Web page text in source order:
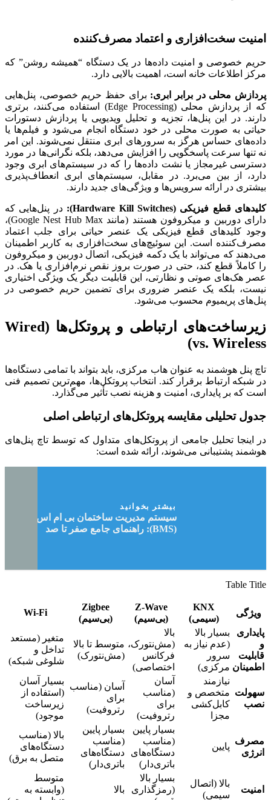
امنیت سخت‌افزاری و اعتماد مصرف‌کننده
حریم خصوصی و امنیت داده‌ها در یک دستگاه “همیشه روشن” که
مرکز اطلاعات خانه است، اهمیت بالایی دارد.
پردازش محلی در برابر ابری: برای حفظ حریم خصوصی، پنل‌هایی
که از پردازش محلی (Edge Processing) استفاده می‌کنند، برتری
دارند. در این پنل‌ها، تجزیه و تحلیل ویدیویی یا پردازش دستورات
حیاتی به صورت محلی در خود دستگاه انجام می‌شود و فیلم‌ها یا
داده‌های حساس هرگز به سرورهای ابری منتقل نمی‌شوند. این امر
نه تنها سرعت پاسخگویی را افزایش می‌دهد، بلکه نگرانی‌ها در مورد
دسترسی غیرمجاز یا نشت داده‌ها را که در سیستم‌های ابری وجود
دارد، از بین می‌برد. در مقابل، سیستم‌های ابری انعطاف‌پذیری
بیشتری در ارائه سرویس‌ها و ویژگی‌های جدید دارند.
کلیدهای قطع فیزیکی (Hardware Kill Switches):
در پنل‌هایی که
دارای دوربین و میکروفون هستند (مانند Google Nest Hub Max)،
وجود کلیدهای قطع فیزیکی یک عنصر حیاتی برای جلب اعتماد
مصرف‌کننده است. این سوئیچ‌های سخت‌افزاری به کاربر اطمینان
می‌دهند که می‌تواند با یک دکمه فیزیکی، اتصال دوربین و میکروفون
را کاملاً قطع کند، حتی در صورت بروز نقص نرم‌افزاری یا هک. در
عصر هک‌های صوتی و نظارتی، این قابلیت دیگر یک ویژگی اختیاری
نیست، بلکه یک عنصر ضروری برای تضمین حریم خصوصی در
پنل‌های پریمیوم محسوب می‌شود.
زیرساخت‌های ارتباطی و پروتکل‌ها (Wired
vs. Wireless)
تاچ پنل هوشمند به عنوان هاب مرکزی، باید بتواند با تمامی دستگاه‌ها
در شبکه ارتباط برقرار کند. انتخاب پروتکل‌ها، مهم‌ترین تصمیم فنی
است که بر پایداری، امنیت و هزینه نصب تأثیر می‌گذارد.
جدول تحلیلی مقایسه پروتکل‌های ارتباطی اصلی
در اینجا تحلیل جامعی از پروتکل‌های متداول که توسط تاچ پنل‌های
هوشمند پشتیبانی می‌شوند، ارائه شده است:
بیشتر بخوانید
سیستم مدیریت ساختمان بی ام اس
(BMS): راهنمای جامع صفر تا صد
Table Title
ویژگی
KNX
(سیمی)
Z-Wave
(بی‌سیم)
Zigbee
(بی‌سیم)
Wi-Fi
پایداری
و
قابلیت
اطمینان
بسیار بالا
(عدم نیاز به
سرور
مرکزی)
بالا
(مش‌نتورک،
فرکانس
اختصاصی)
متوسط تا بالا
(مش‌نتورک)
متغیر (مستعد
تداخل و
شلوغی شبکه)
سهولت
نصب
نیازمند
متخصص و
کابل‌کشی
مجزا
آسان
(مناسب
برای
رتروفیت)
آسان (مناسب
برای
رتروفیت)
بسیار آسان
(استفاده از
زیرساخت
موجود)
مصرف
انرژی
پایین
بسیار پایین
(مناسب
دستگاه‌های
باتری‌دار)
بسیار پایین
(مناسب
دستگاه‌های
باتری‌دار)
بالا (مناسب
دستگاه‌های
متصل به برق)
امنیت
بالا (اتصال
سیمی)
بسیار بالا
(رمزگذاری
بالا
متوسط
(وابسته به